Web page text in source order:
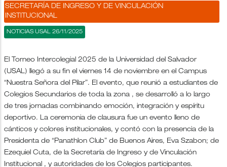
SECRETARÍA DE INGRESO Y DE VINCULACIÓN
INSTITUCIONAL
NOTICIAS USAL 26/11/2025
El Torneo Intercolegial 2025 de la Universidad del Salvador
(USAL) llegó a su fin el viernes 14 de noviembre en el Campus
“Nuestra Señora del Pilar”. El evento, que reunió a estudiantes de
Colegios Secundarios de toda la zona , se desarrolló a lo largo
de tres jornadas combinando emoción, integración y espíritu
deportivo. La ceremonia de clausura fue un evento lleno de
cánticos y colores institucionales, y contó con la presencia de la
Presidenta de “Panathlon Club” de Buenos Aires, Eva Szabon; de
Ezequiel Cuta, de la Secretaría de Ingreso y de Vinculación
Institucional , y autoridades de los Colegios participantes.